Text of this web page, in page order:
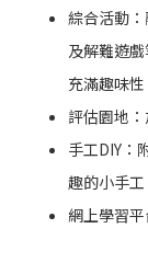
綜合活動
及解難遊
充滿趣味性
評估園地
手工DIY：
趣的小手工
網上學習